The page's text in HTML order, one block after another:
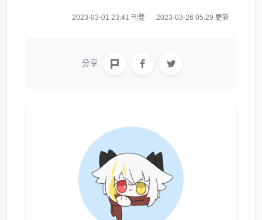
2023-03-01 23:41 刊登 2023-03-26 05:29 更新
分享